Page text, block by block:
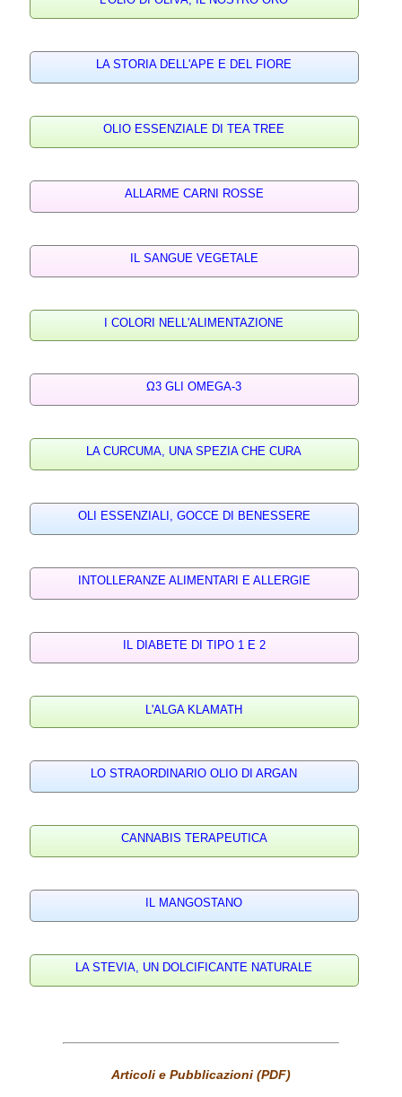
LA STORIA DELL'APE E DEL FIORE
OLIO ESSENZIALE DI TEA TREE
ALLARME CARNI ROSSE
IL SANGUE VEGETALE
I COLORI NELL'ALIMENTAZIONE
Ω3 GLI OMEGA-3
LA CURCUMA, UNA SPEZIA CHE CURA
OLI ESSENZIALI, GOCCE DI BENESSERE
INTOLLERANZE ALIMENTARI E ALLERGIE
IL DIABETE DI TIPO 1 E 2
L'ALGA KLAMATH
LO STRAORDINARIO OLIO DI ARGAN
CANNABIS TERAPEUTICA
IL MANGOSTANO
LA STEVIA, UN DOLCIFICANTE NATURALE
Articoli e Pubblicazioni (PDF)